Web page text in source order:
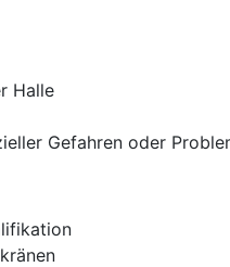
Halle
Gefahren oder